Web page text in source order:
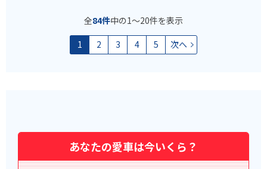
全84件中の1〜20件を表示
1
2 3 4 5 次へ
あなたの愛車は今いくら？